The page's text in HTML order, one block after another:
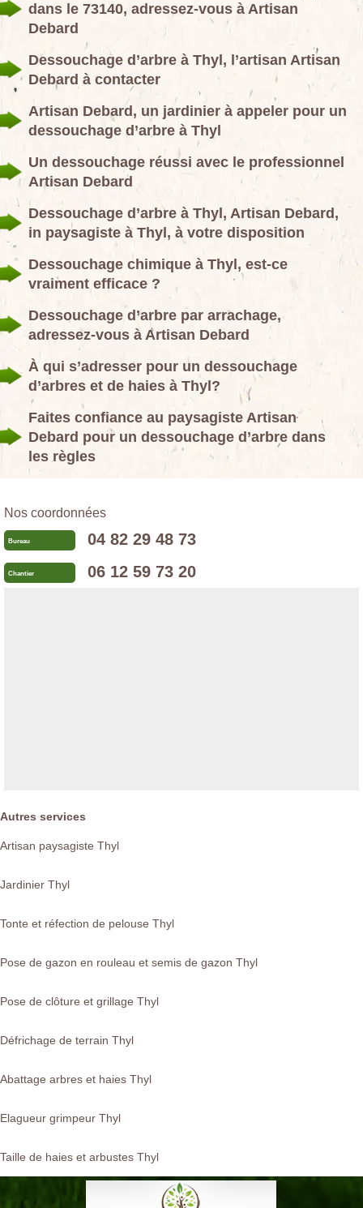
dans le 73140, adressez-vous à Artisan
Debard
Dessouchage d’arbre à Thyl, l’artisan Artisan
Debard à contacter
Artisan Debard, un jardinier à appeler pour un
dessouchage d’arbre à Thyl
Un dessouchage réussi avec le professionnel
Artisan Debard
Dessouchage d’arbre à Thyl, Artisan Debard,
in paysagiste à Thyl, à votre disposition
Dessouchage chimique à Thyl, est-ce
vraiment efficace ?
Dessouchage d’arbre par arrachage,
adressez-vous à Artisan Debard
À qui s’adresser pour un dessouchage
d’arbres et de haies à Thyl?
Faites confiance au paysagiste Artisan
Debard pour un dessouchage d’arbre dans
les règles
Nos coordonnées
Bureau 04 82 29 48 73
Chantier 06 12 59 73 20
Autres services
Artisan paysagiste Thyl
Jardinier Thyl
Tonte et réfection de pelouse Thyl
Pose de gazon en rouleau et semis de gazon Thyl
Pose de clôture et grillage Thyl
Défrichage de terrain Thyl
Abattage arbres et haies Thyl
Elagueur grimpeur Thyl
Taille de haies et arbustes Thyl